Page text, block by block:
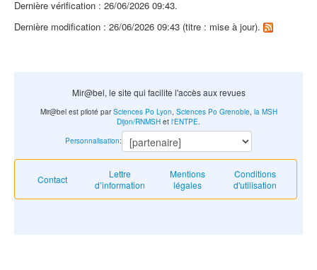
Dernière vérification : 26/06/2026 09:43.
Dernière modification : 26/06/2026 09:43 (titre : mise à jour).
Mir@bel, le site qui facilite l'accès aux revues
Contact
Lettre
d’information
Mentions
légales
Conditions
d'utilisation
Mir@bel est piloté parSciences Po Lyon, Sciences Po Grenoble, la MSH
Dijon/RNMSH et l'ENTPE.
Personnalisation: